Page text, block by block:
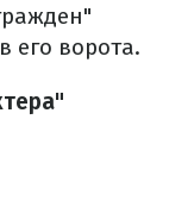
его ворота.